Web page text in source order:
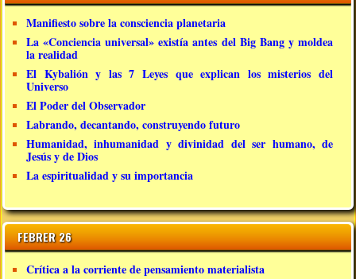
Manifiesto sobre la consciencia planetaria
La «Conciencia universal» existía antes del Big Bang y moldea
la realidad
El Kybalión y las 7 Leyes que explican los misterios del
Universo
El Poder del Observador
Labrando, decantando, construyendo futuro
Humanidad, inhumanidad y divinidad del ser humano, de
Jesús y de Dios
La espiritualidad y su importancia
FEBRER 26
Crítica a la corriente de pensamiento materialista